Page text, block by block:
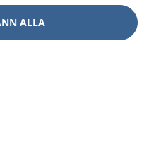
ALLA